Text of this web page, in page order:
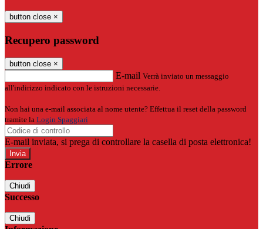
button close ×
Recupero password
button close ×
E-mail Verrà inviato un messaggio
all'indirizzo indicato con le istruzioni necessarie.
Non hai una e-mail associata al nome utente? Effettua il reset della password
tramite la Login Spaggiari
E-mail inviata, si prega di controllare la casella di posta elettronica!
Errore
Chiudi
Successo
Chiudi